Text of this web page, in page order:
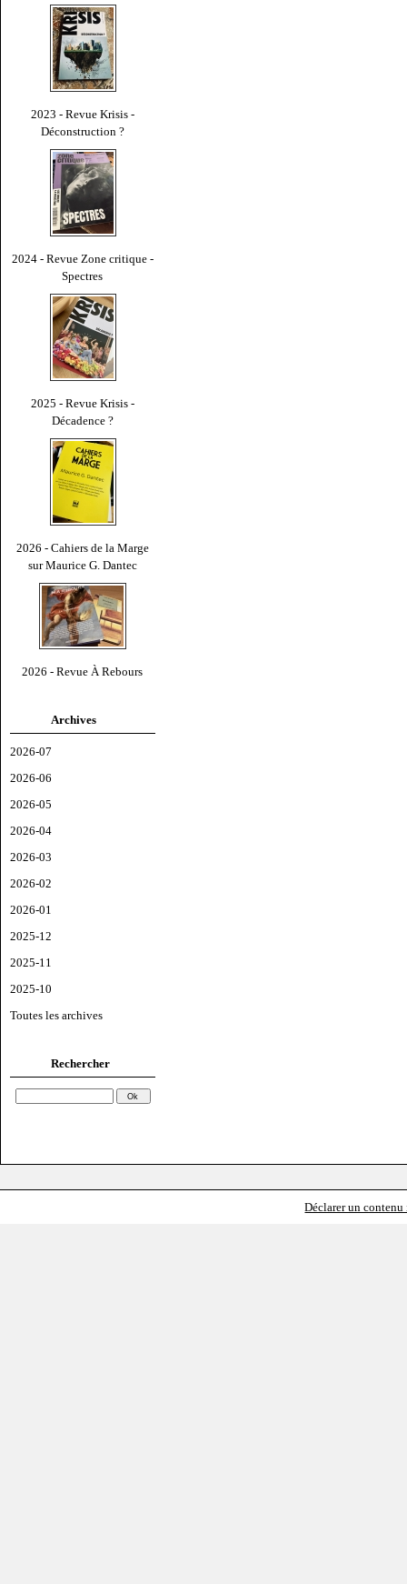
2023 - Revue Krisis -
Déconstruction ?
2024 - Revue Zone critique -
Spectres
2025 - Revue Krisis -
Décadence ?
2026 - Cahiers de la Marge
sur Maurice G. Dantec
2026 - Revue À Rebours
Archives
2026-07
2026-06
2026-05
2026-04
2026-03
2026-02
2026-01
2025-12
2025-11
2025-10
Toutes les archives
Rechercher
Déclarer un